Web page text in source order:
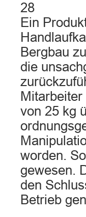
28
Ein
Bergbau
die
von 25 kg
worden.
gewesen.
den
Betrieb